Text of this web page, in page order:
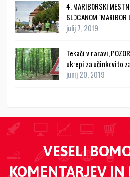
4. MARIBORSKI
SLOGANOM ''MARIBOR
julij 7, 2019
Tekači v naravi,
ukrepi za učinkovito
junij 20, 2019
VESELI
KOMENTARJEV IN